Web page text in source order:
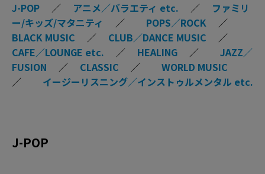
J-POP ／ アニメ／バラエティ etc. ／ ファミリ
ー/キッズ/マタニティ
／ POPS／ROCK ／
BLACK MUSIC ／ CLUB／DANCE MUSIC ／
CAFE／LOUNGE etc. ／ HEALING ／ JAZZ／
FUSION ／ CLASSIC ／ WORLD MUSIC
／ イージーリスニング／インストゥルメンタル etc.
J-POP